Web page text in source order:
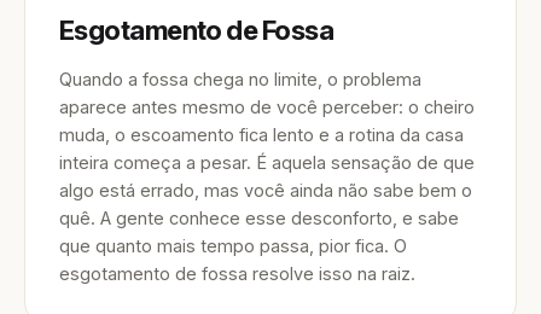
Esgotamento de Fossa
Quando a fossa chega no limite, o problema
aparece antes mesmo de você perceber: o cheiro
muda, o escoamento fica lento e a rotina da casa
inteira começa a pesar. É aquela sensação de que
algo está errado, mas você ainda não sabe bem o
quê. A gente conhece esse desconforto, e sabe
que quanto mais tempo passa, pior fica. O
esgotamento de fossa resolve isso na raiz.